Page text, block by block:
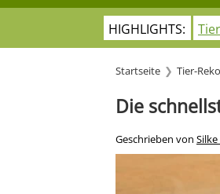
HIGHLIGHTS:
Startseite Tier-
Die
Geschrieben von